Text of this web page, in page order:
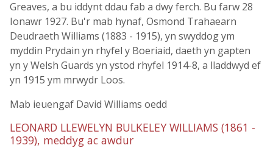
Greaves, a bu iddynt ddau fab a dwy ferch. Bu farw 28
Ionawr 1927. Bu'r mab hynaf, Osmond Trahaearn
Deudraeth Williams (1883 - 1915), yn swyddog ym
myddin Prydain yn rhyfel y Boeriaid, daeth yn gapten
yn y Welsh Guards yn ystod rhyfel 1914-8, a lladdwyd ef
yn 1915 ym mrwydr Loos.
Mab ieuengaf David Williams oedd
LEONARD LLEWELYN BULKELEY WILLIAMS (1861 -
1939), meddyg ac awdur